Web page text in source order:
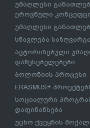
უმაღლესი
ეროვნული
უმაღლესი
სწავლება
ავტორიზებული
დაწესებულებები
ბოლონიის პროცესი
ERASMUS+
სოციალური
დაფინანსება
უცხო ქვეყნის